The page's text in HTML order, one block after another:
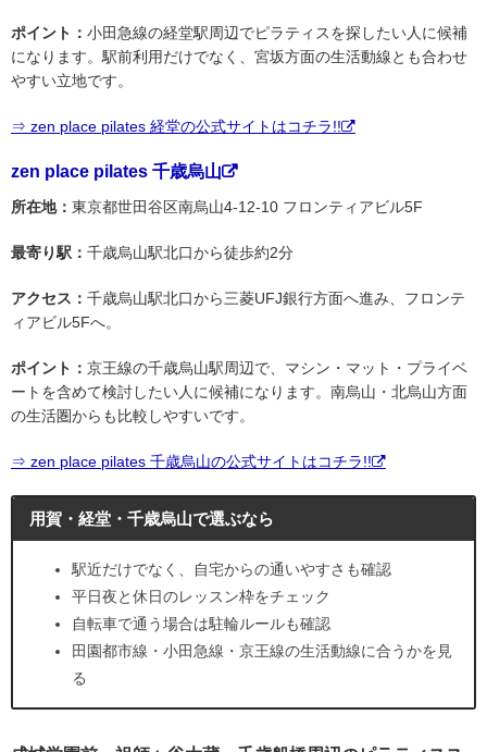
ポイント： 小田急線の経堂駅周辺でピラティスを探したい人に候補
になります。駅前利用だけでなく、宮坂方面の生活動線とも合わせ
やすい立地です。
⇒ zen place pilates 経堂の公式サイトはコチラ!!
zen place pilates 千歳烏山
所在地： 東京都世田谷区南烏山4-12-10 フロンティアビル5F
最寄り駅： 千歳烏山駅北口から徒歩約2分
アクセス： 千歳烏山駅北口から三菱UFJ銀行方面へ進み、フロンテ
ィアビル5Fへ。
ポイント： 京王線の千歳烏山駅周辺で、マシン・マット・プライベ
ートを含めて検討したい人に候補になります。南烏山・北烏山方面
の生活圏からも比較しやすいです。
⇒ zen place pilates 千歳烏山の公式サイトはコチラ!!
用賀・経堂・千歳烏山で選ぶなら
駅近だけでなく、自宅からの通いやすさも確認
平日夜と休日のレッスン枠をチェック
自転車で通う場合は駐輪ルールも確認
田園都市線・小田急線・京王線の生活動線に合うかを見
る